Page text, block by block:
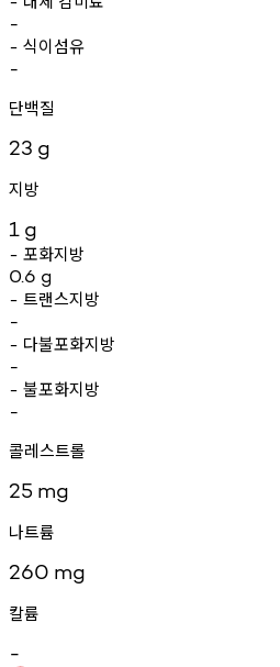
-
- 식이섬유
-
단백질
23 g
지방
1 g
- 포화지방
0.6 g
- 트랜스지방
-
- 다불포화지방
-
- 불포화지방
-
콜레스트롤
25 mg
나트륨
260 mg
칼륨
-